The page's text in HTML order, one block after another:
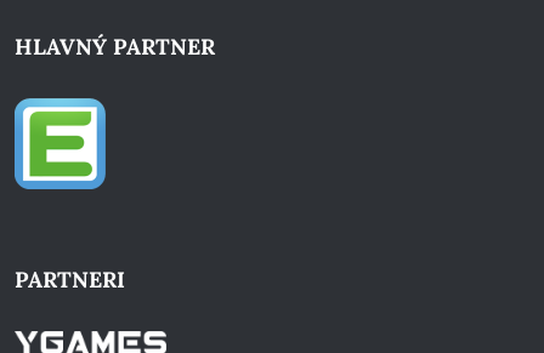
HLAVNÝ PARTNER
PARTNERI